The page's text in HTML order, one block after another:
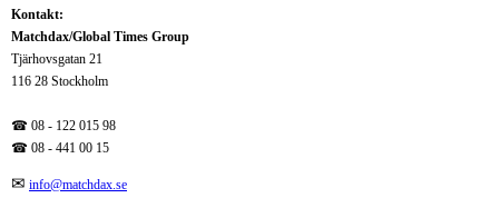
Kontakt:
Matchdax/Global Times Group
Tjärhovsgatan 21
116 28 Stockholm
☎ 08 - 122 015 98
☎ 08 - 441 00 15
✉ info@matchdax.se